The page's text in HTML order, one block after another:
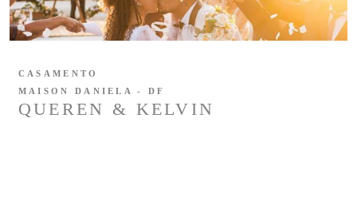
QUEREN & KELVIN
CASAMENTO
MAISON DANIELA - DF